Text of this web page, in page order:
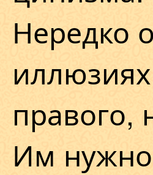
Нередко
правого,
Им нужно